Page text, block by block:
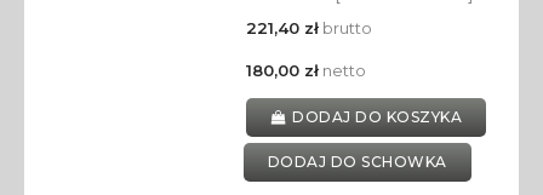
221,40 złbrutto
180,00 złnetto
DODAJ DO KOSZYKA
DODAJ DO SCHOWKA